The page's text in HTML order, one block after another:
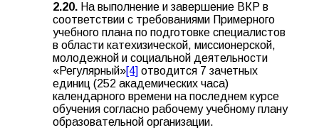
2.20. На выполнение и завершение ВКР в
соответствии с требованиями Примерного
учебного плана по подготовке специалистов
в области катехизической, миссионерской,
молодежной и социальной деятельности
«Регулярный»[4] отводится 7 зачетных
единиц (252 академических часа)
календарного времени на последнем курсе
обучения согласно рабочему учебному плану
образовательной организации.